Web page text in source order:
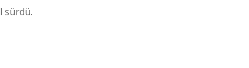
sürdü.